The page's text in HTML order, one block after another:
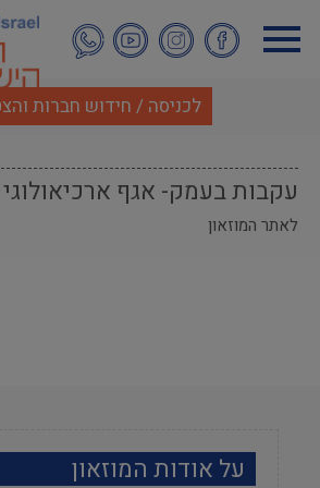
לתוכן
העיקרי
לכניסה / חידוש חברות
עקבות בעמק- אגף ארכיאולוגי
לאתר המוזאון
על אודות המוזאון